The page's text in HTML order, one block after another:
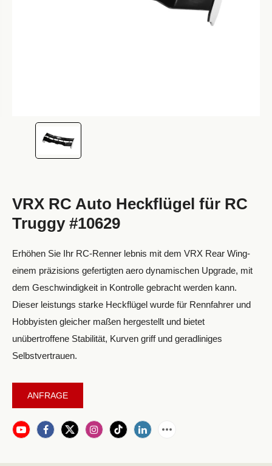
VRX RC Auto Heckflügel für RC
Truggy #10629
Erhöhen Sie Ihr RC-Renner lebnis mit dem VRX Rear Wing-
einem präzisions gefertigten aero dynamischen Upgrade, mit
dem Geschwindigkeit in Kontrolle gebracht werden kann.
Dieser leistungs starke Heckflügel wurde für Rennfahrer und
Hobbyisten gleicher maßen hergestellt und bietet
unübertroffene Stabilität, Kurven griff und geradliniges
Selbstvertrauen.
ANFRAGE